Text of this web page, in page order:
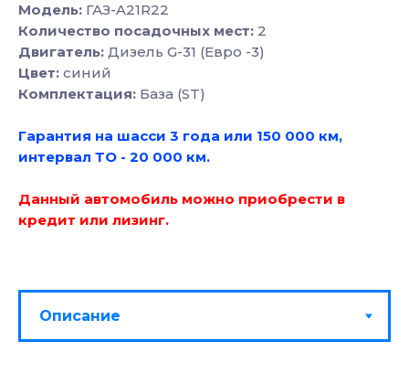
Модель: ГАЗ-A21R22
Количество посадочных мест: 2
Двигатель: Дизель G-31 (Евро -3)
Цвет: синий
Комплектация: База (ST)
Гарантия на шасси 3 года или 150 000 км,
интервал ТО - 20 000 км.
Данный автомобиль можно приобрести в
кредит или лизинг.